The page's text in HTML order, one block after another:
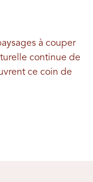
à couper
continue de
ce coin de